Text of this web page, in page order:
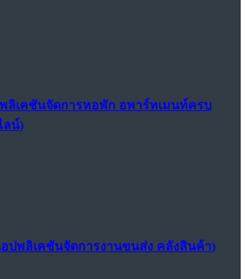
พลิเคชันจัดการหอพัก อพาร์ทเมนท์ครบ
ลน์)
อปพลิเคชันจัดการงานขนส่ง คลังสินค้า)